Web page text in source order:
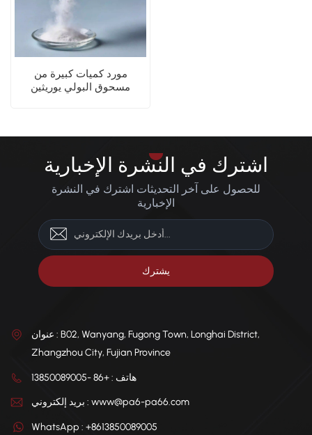
مورد كميات كبيرة من
مسحوق البولي يوريثين
اشترك في النشرة الإخبارية
للحصول على آخر التحديثات اشترك في النشرة
الإخبارية
عنوان : B02, Wanyang, Fugong Town, Longhai District,
Zhangzhou City, Fujian Province
هاتف : +86 -13850089005
بريد إلكتروني : www@pa6-pa66.com
WhatsApp : +8613850089005